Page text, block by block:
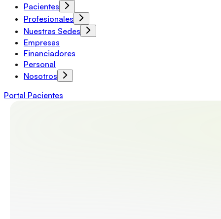
Pacientes
Profesionales
Nuestras Sedes
Empresas
Financiadores
Personal
Nosotros
Portal Pacientes